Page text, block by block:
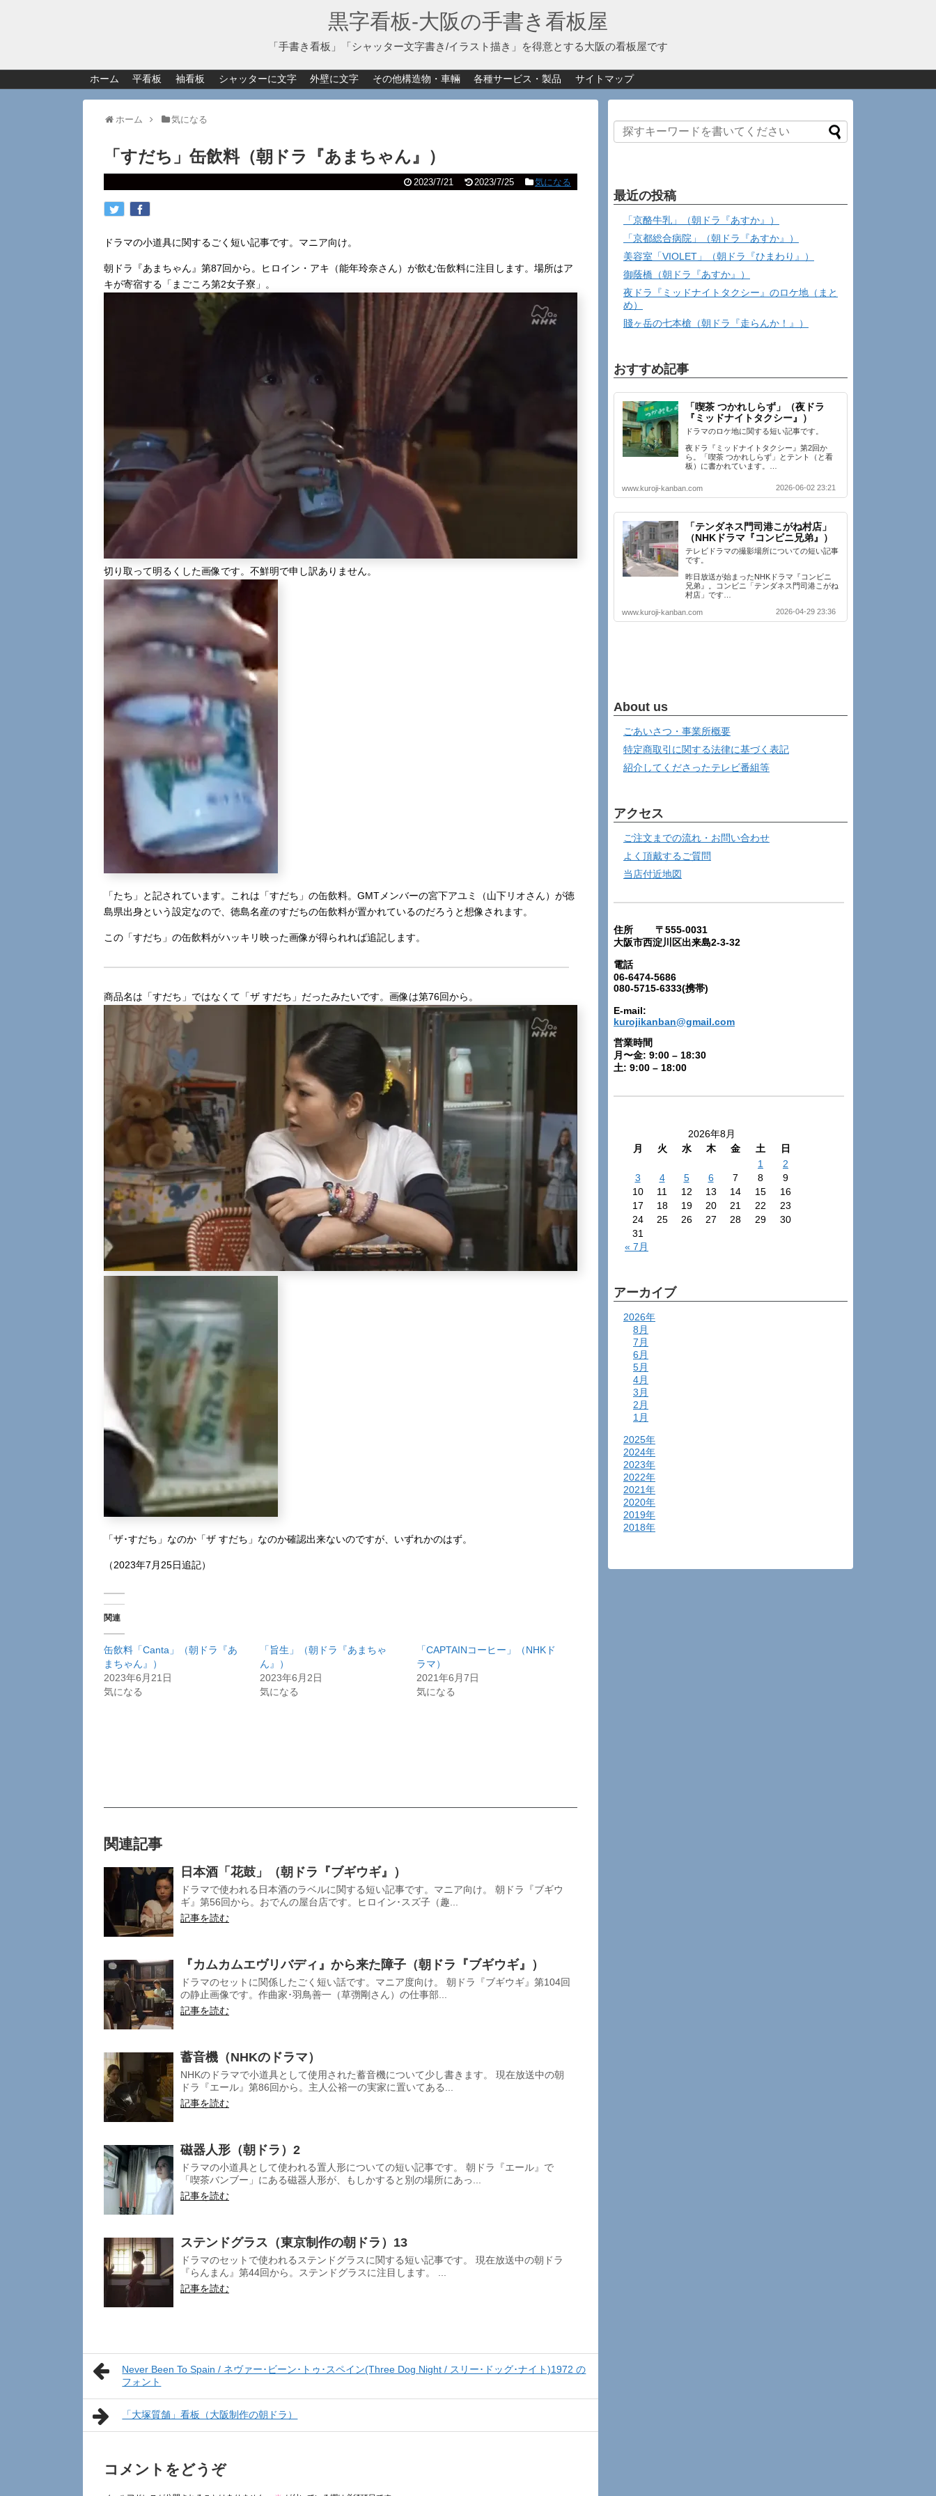
黒字看板‐大阪の手書き看板屋
「手書き看板」「シャッター文字書き/イラスト描き」を得意とする大阪の看板屋です
ホーム 平看板 袖看板 シャッターに文字 外壁に文字 その他構造物・車輛 各種サービス・製品 サイトマップ
ホーム 気になる
「すだち」缶飲料（朝ドラ『あまちゃん』）
2023/7/21 2023/7/25 気になる
ドラマの小道具に関するごく短い記事です。マニア向け。
朝ドラ『あまちゃん』第87回から。ヒロイン・アキ（能年玲奈さん）が飲む缶飲料に注目します。場所はア
キが寄宿する「まごころ第2女子寮」。
切り取って明るくした画像です。不鮮明で申し訳ありません。
「たち」と記されています。これは「すだち」の缶飲料。GMTメンバーの宮下アユミ（山下リオさん）が徳
島県出身という設定なので、徳島名産のすだちの缶飲料が置かれているのだろうと想像されます。
この「すだち」の缶飲料がハッキリ映った画像が得られれば追記します。
商品名は「すだち」ではなくて「ザ すだち」だったみたいです。画像は第76回から。
「ザ･すだち」なのか「ザ すだち」なのか確認出来ないのですが、いずれかのはず。
（2023年7月25日追記）
関連
缶飲料「Canta」（朝ドラ『あ
まちゃん』）
2023年6月21日
気になる
「旨生」（朝ドラ『あまちゃ
ん』）
2023年6月2日
気になる
「CAPTAINコーヒー」（NHKド
ラマ）
2021年6月7日
気になる
関連記事
日本酒「花鼓」（朝ドラ『ブギウギ』）
ドラマで使われる日本酒のラベルに関する短い記事です。マニア向け。 朝ドラ『ブギウ
ギ』第56回から。おでんの屋台店です。ヒロイン･スズ子（趣...
記事を読む
『カムカムエヴリバディ』から来た障子（朝ドラ『ブギウギ』）
ドラマのセットに関係したごく短い話です。マニア度向け。 朝ドラ『ブギウギ』第104回
の静止画像です。作曲家･羽鳥善一（草彅剛さん）の仕事部...
記事を読む
蓄音機（NHKのドラマ）
NHKのドラマで小道具として使用された蓄音機について少し書きます。 現在放送中の朝
ドラ『エール』第86回から。主人公裕一の実家に置いてある...
記事を読む
磁器人形（朝ドラ）2
ドラマの小道具として使われる置人形についての短い記事です。 朝ドラ『エール』で
「喫茶バンブー」にある磁器人形が、もしかすると別の場所にあっ...
記事を読む
ステンドグラス（東京制作の朝ドラ）13
ドラマのセットで使われるステンドグラスに関する短い記事です。 現在放送中の朝ドラ
『らんまん』第44回から。ステンドグラスに注目します。 ...
記事を読む
Never Been To Spain / ネヴァー･ビーン･トゥ･スペイン(Three Dog Night / スリー･ドッグ･ナイト)1972 の
フォント
「大塚質舗」看板（大阪制作の朝ドラ）
コメントをどうぞ
最近の投稿
「京酪牛乳」（朝ドラ『あすか』）
「京都総合病院」（朝ドラ『あすか』）
美容室「VIOLET」（朝ドラ『ひまわり』）
御蔭橋（朝ドラ『あすか』）
夜ドラ『ミッドナイトタクシー』のロケ地（まと
め）
賤ヶ岳の七本槍（朝ドラ『走らんか！』）
おすすめ記事
「喫茶 つかれしらず」（夜ドラ
『ミッドナイトタクシー』）
ドラマのロケ地に関する短い記事です。
夜ドラ『ミッドナイトタクシー』第2回か
ら。「喫茶 つかれしらず」とテント（と看
板）に書かれています。…
www.kuroji-kanban.com 2026-06-02 23:21
「テンダネス門司港こがね村店」
（NHKドラマ『コンビニ兄弟』）
テレビドラマの撮影場所についての短い記事
です。
昨日放送が始まったNHKドラマ『コンビニ
兄弟』。コンビニ「テンダネス門司港こがね
村店」です…
www.kuroji-kanban.com 2026-04-29 23:36
About us
ごあいさつ・事業所概要
特定商取引に関する法律に基づく表記
紹介してくださったテレビ番組等
アクセス
ご注文までの流れ・お問い合わせ
よく頂戴するご質問
当店付近地図
住所 〒555-0031
大阪市西淀川区出来島2-3-32
電話
06-6474-5686
080-5715-6333(携帯)
E-mail:
kurojikanban@gmail.com
営業時間
月〜金: 9:00 – 18:30
土: 9:00 – 18:00
2026年8月
月
火 水 木 金 土
日
1
2
3
4 5 6 7 8
9
10
11 12 13 14 15
16
17
18 19 20 21 22
23
24
25 26 27 28 29
30
31
« 7月
アーカイブ
2026年
8月
7月
6月
5月
4月
3月
2月
1月
2025年
2024年
2023年
2022年
2021年
2020年
2019年
2018年